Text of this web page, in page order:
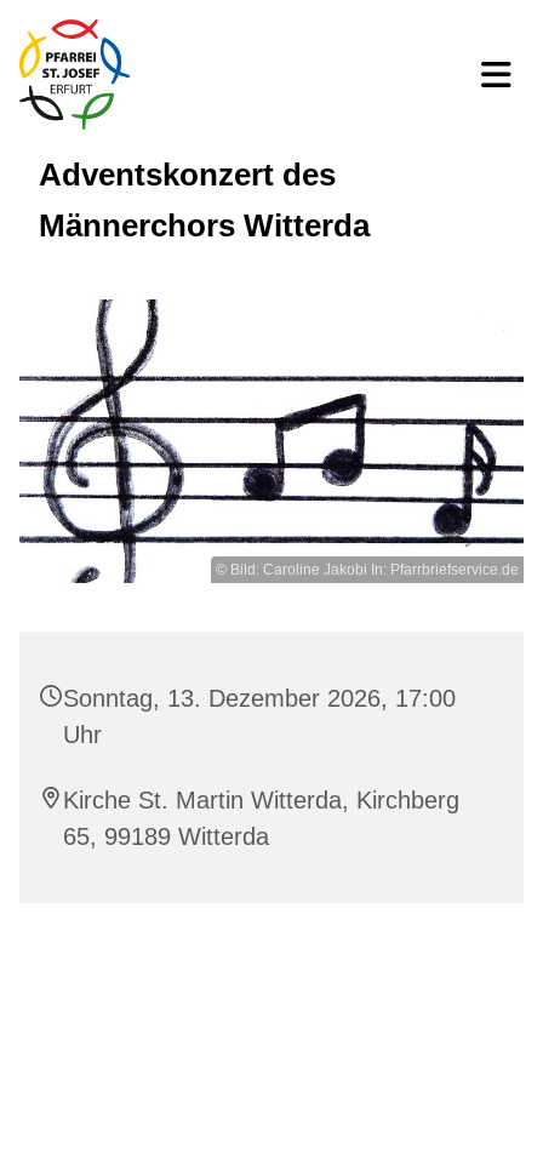
Adventskonzert des
Männerchors Witterda
© Bild: Caroline Jakobi In: Pfarrbriefservice.de
Sonntag, 13. Dezember 2026, 17:00
Uhr
Kirche St. Martin Witterda, Kirchberg
65, 99189 Witterda